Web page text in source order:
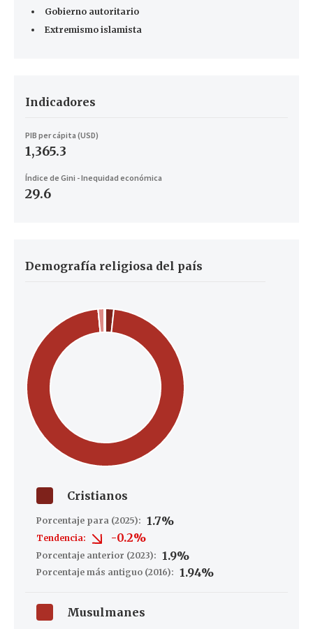
Gobierno autoritario
Extremismo islamista
Indicadores
PIB per cápita (USD)
1,365.3
Índice de Gini - Inequidad económica
29.6
Demografía religiosa del país
Cristianos
Porcentaje para (2025): 1.7%
Tendencia: -0.2%
Porcentaje anterior (2023): 1.9%
Porcentaje más antiguo (2016): 1.94%
Musulmanes